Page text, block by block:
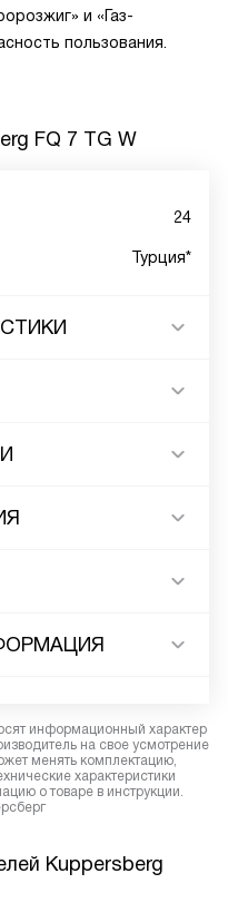
и «Газ-
пользования.
FQ 7 TG W
24
Турция*
информационный характер
на свое усмотрение
менять комплектацию,
характеристики
о товаре в инструкции.
Kuppersberg